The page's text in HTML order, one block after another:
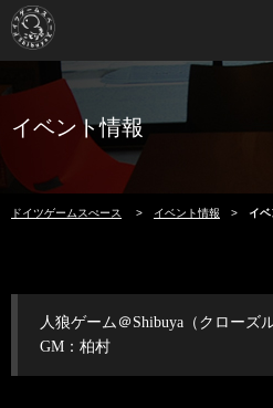
イベント情報
ドイツゲームスぺース イベント情報 イベ
人狼ゲーム＠Shibuya（クロー
GM：柏村